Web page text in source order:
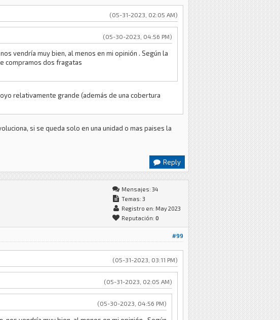
(05-31-2023, 02:05 AM)
(05-30-2023, 04:56 PM)
vendría muy bien, al menos en mi opinión . Según la
compramos dos fragatas
relativamente grande (además de una cobertura
si se queda solo en una unidad o mas paises la
Reply
Mensajes: 34
Temas: 3
Registro en: May 2023
Reputación: 0
#99
(05-31-2023, 03:11 PM)
(05-31-2023, 02:05 AM)
(05-30-2023, 04:56 PM)